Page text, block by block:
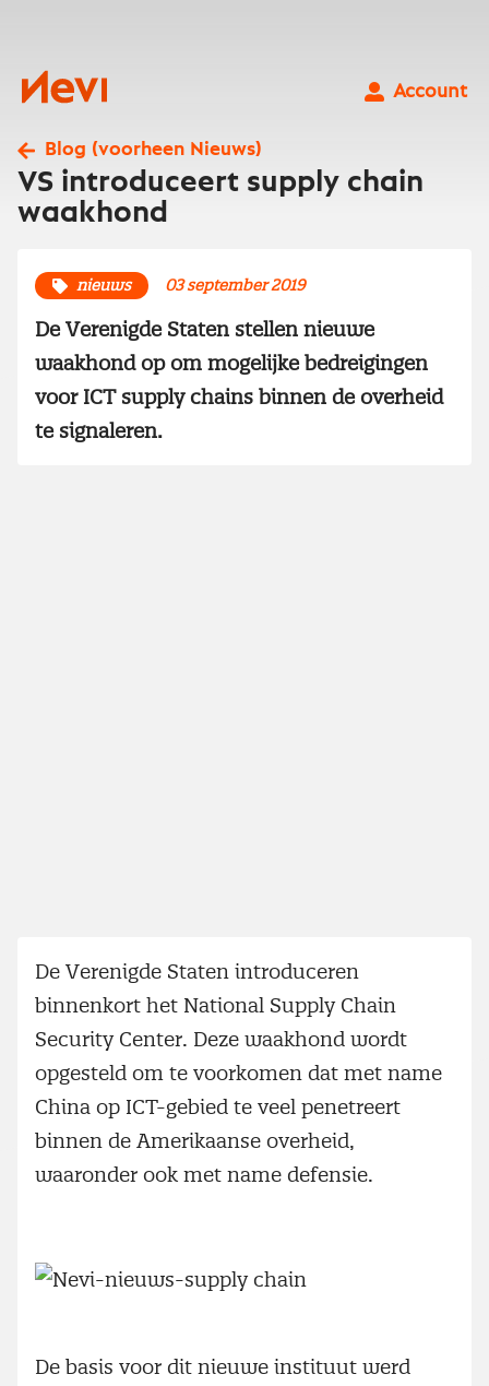
Nevi
Account
Blog (voorheen Nieuws)
VS introduceert supply chain
waakhond
nieuws 03 september 2019
De Verenigde Staten stellen nieuwe
waakhond op om mogelijke bedreigingen
voor ICT supply chains binnen de overheid
te signaleren.
De Verenigde Staten introduceren
binnenkort het National Supply Chain
Security Center. Deze waakhond wordt
opgesteld om te voorkomen dat met name
China op ICT-gebied te veel penetreert
binnen de Amerikaanse overheid,
waaronder ook met name defensie.
De basis voor dit nieuwe instituut werd